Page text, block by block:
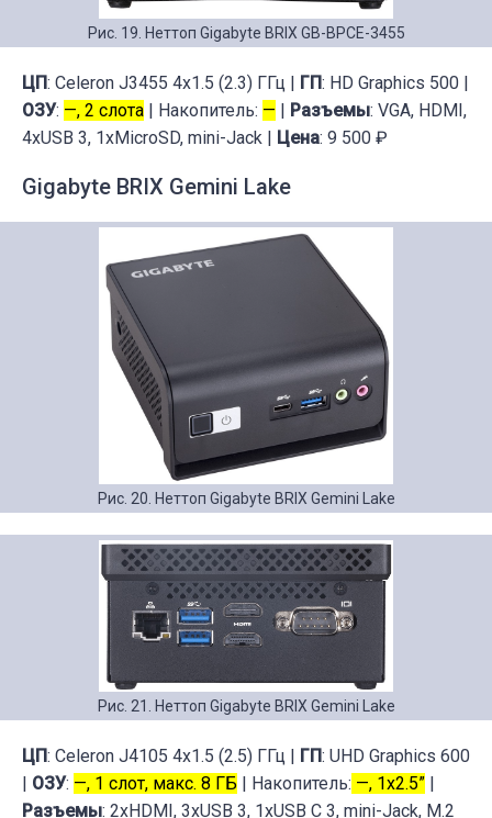
Рис. 19. Неттоп Gigabyte BRIX GB-BPCE-3455
ЦП: Celeron J3455 4x1.5 (2.3) ГГц | ГП: HD Graphics 500 |
ОЗУ: —, 2 слота | Накопитель: — | Разъемы: VGA, HDMI,
4xUSB 3, 1xMicroSD, mini-Jack | Цена: 9 500 ₽
Gigabyte BRIX Gemini Lake
Рис. 20. Неттоп Gigabyte BRIX Gemini Lake
Рис. 21. Неттоп Gigabyte BRIX Gemini Lake
ЦП: Celeron J4105 4x1.5 (2.5) ГГц | ГП: UHD Graphics 600
| ОЗУ: —, 1 слот, макс. 8 ГБ | Накопитель: —, 1x2.5” |
Разъемы: 2xHDMI, 3xUSB 3, 1xUSB C 3, mini-Jack, M.2